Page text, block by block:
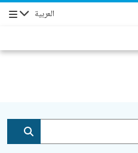
العربية التنقل
إضافة